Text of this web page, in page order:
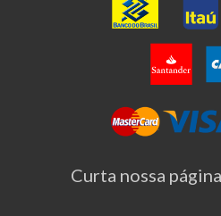
Curta nossa